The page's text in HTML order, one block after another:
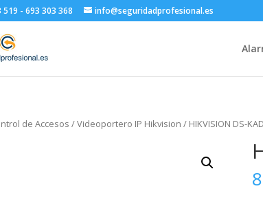
519 - 693 303 368 info@seguridadprofesional.es
de Accesos /Videoportero IP Hikvision / HIKVISION DS-